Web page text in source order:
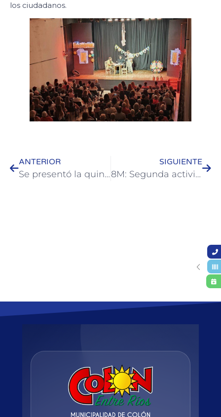
los ciudadanos.
ANTERIOR
Se presentó la quinta edición de Albores del Vino
SIGUIENTE
8M: Segunda actividad en el marco del Día Internacional de la Mujer Trabajadora